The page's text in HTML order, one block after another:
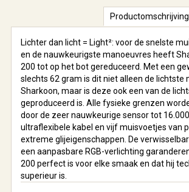
Productomschrijving
Lichter dan licht = Light²: voor de snelste
en de nauwkeurigste manoeuvres heeft
200 tot op het bot gereduceerd. Met een
slechts 62 gram is dit niet alleen de lichtste
Sharkoon, maar is deze ook een van de
geproduceerd is. Alle fysieke grenzen
door de zeer nauwkeurige sensor tot 16.000
ultraflexibele kabel en vijf muisvoetjes van
extreme glijeigenschappen. De
een aanpasbare RGB-verlichting
200 perfect is voor elke smaak en dat hij
superieur is.